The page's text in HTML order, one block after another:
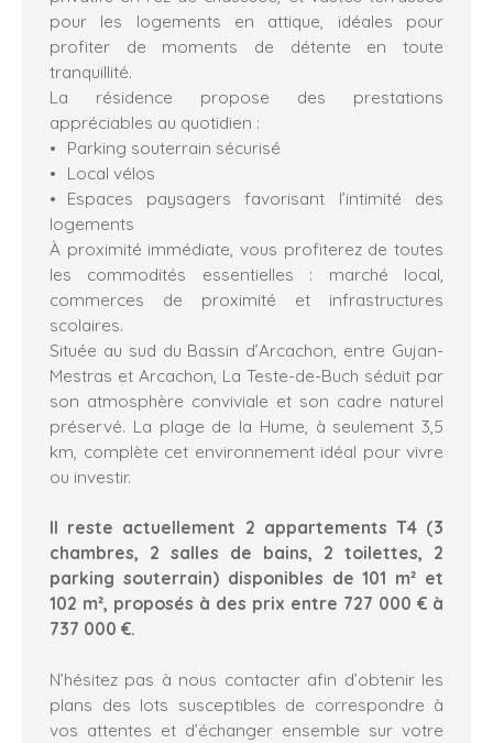
pour les logements en attique, idéales pour
profiter de moments de détente en toute
tranquillité.
La résidence propose des prestations
appréciables au quotidien :
Parking souterrain sécurisé
Local vélos
Espaces paysagers favorisant l’intimité des
logements
À proximité immédiate, vous profiterez de toutes
les commodités essentielles : marché local,
commerces de proximité et infrastructures
scolaires.
Située au sud du Bassin d’Arcachon, entre Gujan-
Mestras et Arcachon, La Teste-de-Buch séduit par
son atmosphère conviviale et son cadre naturel
préservé. La plage de la Hume, à seulement 3,5
km, complète cet environnement idéal pour vivre
ou investir.
Il reste actuellement 2 appartements T4 (3
chambres, 2 salles de bains, 2 toilettes, 2
parking souterrain) disponibles de 101 m² et
102 m², proposés à des prix entre 727 000 € à
737 000 €.
N’hésitez pas à nous contacter afin d’obtenir les
plans des lots susceptibles de correspondre à
vos attentes et d’échanger ensemble sur votre